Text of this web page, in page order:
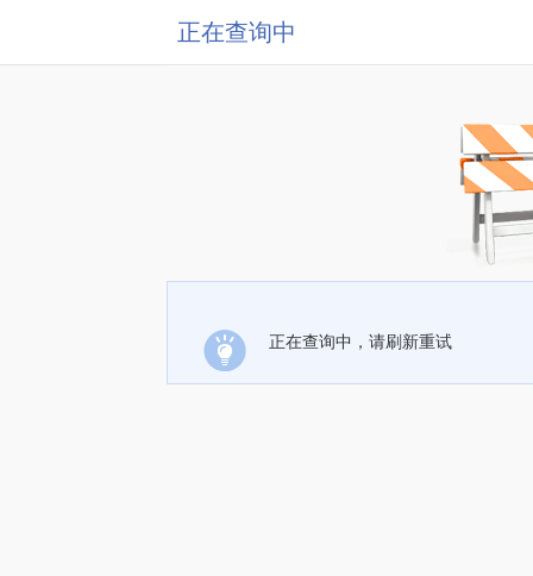
正在查询中
正在查询中，请刷新重试